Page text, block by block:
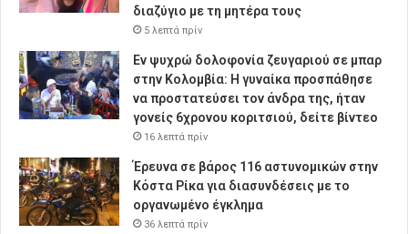
διαζύγιο με τη μητέρα τους
5 λεπτά πρίν
Εν ψυχρώ δολοφονία ζευγαριού σε μπαρ
στην Κολομβία: Η γυναίκα προσπάθησε
να προστατεύσει τον άνδρα της, ήταν
γονείς 6χρονου κοριτσιού, δείτε βίντεο
16 λεπτά πρίν
Έρευνα σε βάρος 116 αστυνομικών στην
Κόστα Ρίκα για διασυνδέσεις με το
οργανωμένο έγκλημα
36 λεπτά πρίν